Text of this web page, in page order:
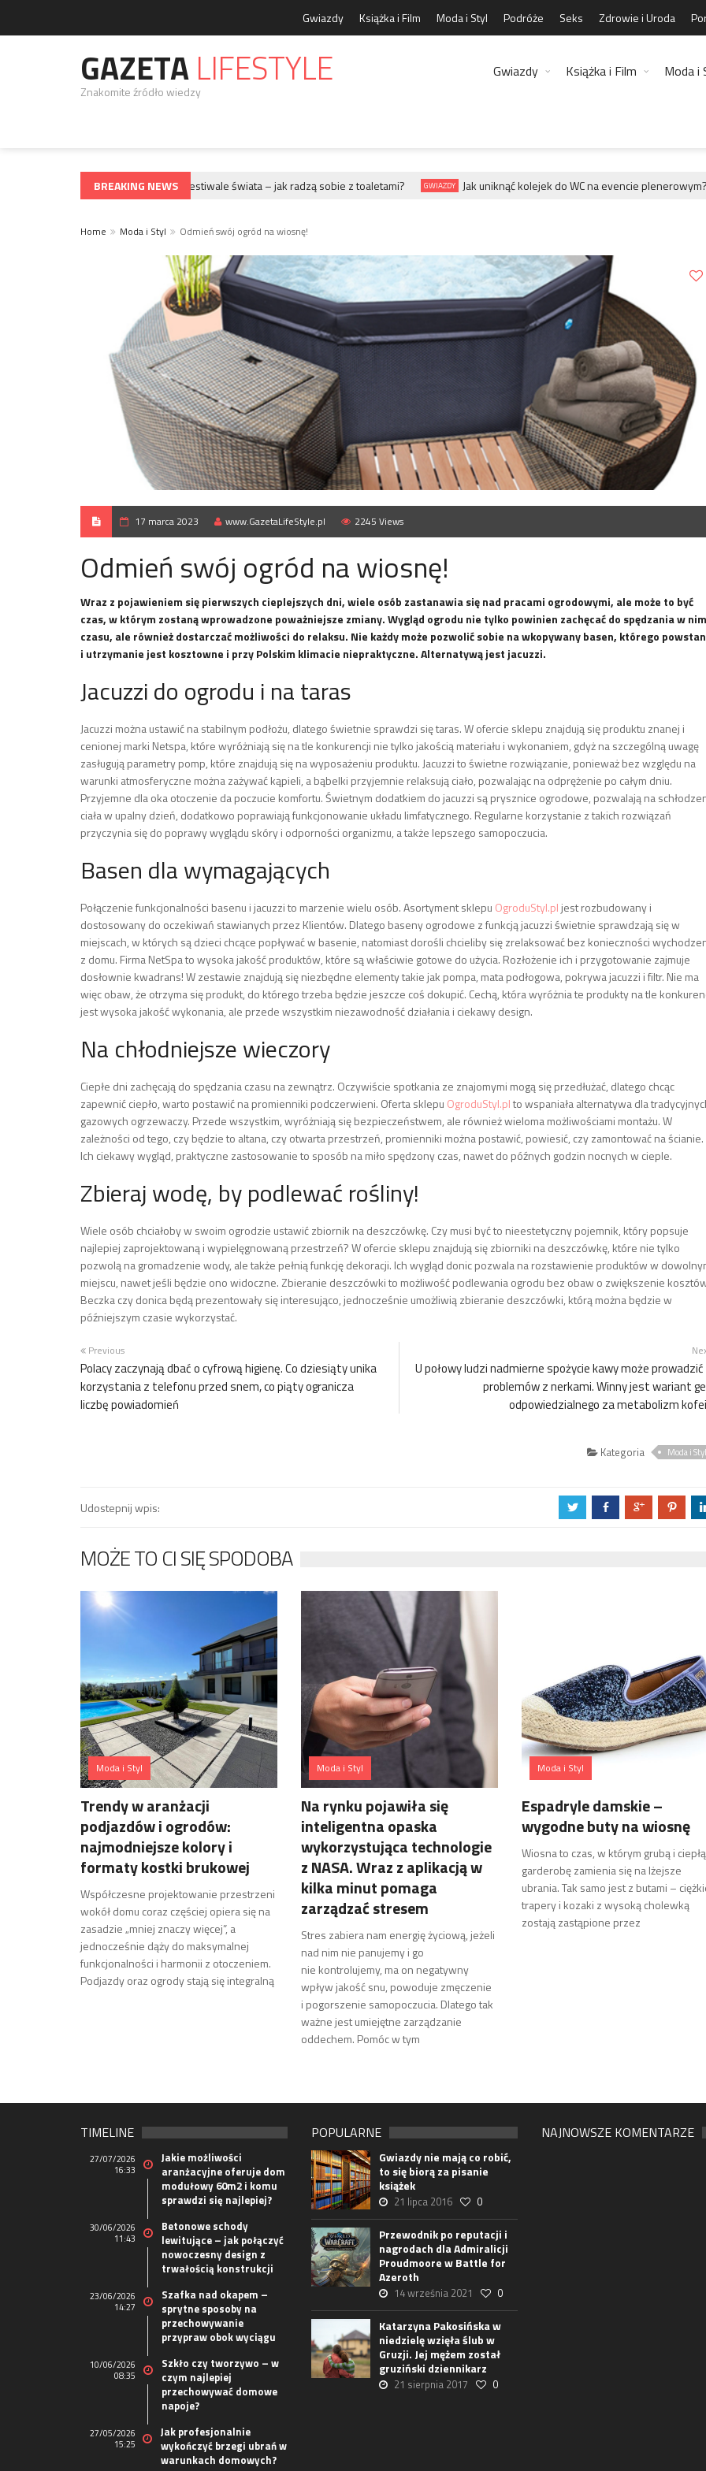
Gwiazdy Książka i Film Moda i Styl Podróże Seks Zdrowie i Uroda
GAZETALIFESTYLE
Znakomite źródło wiedzy
Gwiazdy Książka i Film Moda i
BREAKING NEWS
GWIAZDY Największe festiwale świata – jak radzą sobie z toaletami? GWIAZDY Jak uniknąć kolejek do WC na evencie plenerowym?
Home Moda i Styl Odmień swój ogród na wiosnę!
17 marca 2023 www.GazetaLifeStyle.pl 2245 Views
Odmień swój ogród na wiosnę!
Wraz z pojawieniem się pierwszych cieplejszych dni, wiele osób zastanawia się nad pracami ogrodowymi, ale może to być
czas, w którym zostaną wprowadzone poważniejsze zmiany. Wygląd ogrodu nie tylko powinien zachęcać do spędzania w nim
czasu, ale również dostarczać możliwości do relaksu. Nie każdy może pozwolić sobie na wkopywany basen, którego
i utrzymanie jest kosztowne i przy Polskim klimacie niepraktyczne. Alternatywą jest jacuzzi.
Jacuzzi do ogrodu i na taras
Jacuzzi można ustawić na stabilnym podłożu, dlatego świetnie sprawdzi się taras. W ofercie sklepu znajdują się produktu znanej i
cenionej marki Netspa, które wyróżniają się na tle konkurencji nie tylko jakością materiału i wykonaniem, gdyż na szczególną uwagę
zasługują parametry pomp, które znajdują się na wyposażeniu produktu. Jacuzzi to świetne rozwiązanie, ponieważ bez względu na
warunki atmosferyczne można zażywać kąpieli, a bąbelki przyjemnie relaksują ciało, pozwalając na odprężenie po całym dniu.
Przyjemne dla oka otoczenie da poczucie komfortu. Świetnym dodatkiem do jacuzzi są prysznice ogrodowe, pozwalają na
ciała w upalny dzień, dodatkowo poprawiają funkcjonowanie układu limfatycznego. Regularne korzystanie z takich rozwiązań
przyczynia się do poprawy wyglądu skóry i odporności organizmu, a także lepszego samopoczucia.
Basen dla wymagających
Połączenie funkcjonalności basenu i jacuzzi to marzenie wielu osób. Asortyment sklepu OgroduStyl.pljest rozbudowany i
dostosowany do oczekiwań stawianych przez Klientów. Dlatego baseny ogrodowe z funkcją jacuzzi świetnie sprawdzają się w
miejscach, w których są dzieci chcące popływać w basenie, natomiast dorośli chcieliby się zrelaksować bez konieczności
z domu. Firma NetSpa to wysoka jakość produktów, które są właściwie gotowe do użycia. Rozłożenie ich i przygotowanie zajmuje
dosłownie kwadrans! W zestawie znajdują się niezbędne elementy takie jak pompa, mata podłogowa, pokrywa jacuzzi i filtr. Nie ma
więc obaw, że otrzyma się produkt, do którego trzeba będzie jeszcze coś dokupić. Cechą, która wyróżnia te produkty na tle
jest wysoka jakość wykonania, ale przede wszystkim niezawodność działania i ciekawy design.
Na chłodniejsze wieczory
Ciepłe dni zachęcają do spędzania czasu na zewnątrz. Oczywiście spotkania ze znajomymi mogą się przedłużać, dlatego chcąc
zapewnić ciepło, warto postawić na promienniki podczerwieni. Oferta sklepu OgroduStyl.plto wspaniała alternatywa dla
gazowych ogrzewaczy. Przede wszystkim, wyróżniają się bezpieczeństwem, ale również wieloma możliwościami montażu. W
zależności od tego, czy będzie to altana, czy otwarta przestrzeń, promienniki można postawić, powiesić, czy zamontować na ścianie.
Ich ciekawy wygląd, praktyczne zastosowanie to sposób na miło spędzony czas, nawet do późnych godzin nocnych w cieple.
Zbieraj wodę, by podlewać rośliny!
Wiele osób chciałoby w swoim ogrodzie ustawić zbiornik na deszczówkę. Czy musi być to nieestetyczny pojemnik, który popsuje
najlepiej zaprojektowaną i wypielęgnowaną przestrzeń? W ofercie sklepu znajdują się zbiorniki na deszczówkę, które nie tylko
pozwolą na gromadzenie wody, ale także pełnią funkcję dekoracji. Ich wygląd donic pozwala na rozstawienie produktów w
miejscu, nawet jeśli będzie ono widoczne. Zbieranie deszczówki to możliwość podlewania ogrodu bez obaw o zwiększenie
Beczka czy donica będą prezentowały się interesująco, jednocześnie umożliwią zbieranie deszczówki, którą można będzie w
późniejszym czasie wykorzystać.
Previous
Polacy zaczynają dbać o cyfrową higienę. Co dziesiąty unika
korzystania z telefonu przed snem, co piąty ogranicza
liczbę powiadomień
U połowy ludzi nadmierne spożycie kawy może
problemów z nerkami. Winny jest wariant
odpowiedzialnego za metabolizm
Kategoria Moda i
Udostepnij wpis: a b c d
MOŻE TO CI SIĘ SPODOBA
Moda i Styl
Trendy w aranżacji
podjazdów i ogrodów:
najmodniejsze kolory i
formaty kostki brukowej
Współczesne projektowanie przestrzeni
wokół domu coraz częściej opiera się na
zasadzie „mniej znaczy więcej”, a
jednocześnie dąży do maksymalnej
funkcjonalności i harmonii z otoczeniem.
Podjazdy oraz ogrody stają się integralną
Moda i Styl
Na rynku pojawiła się
inteligentna opaska
wykorzystująca technologie
z NASA. Wraz z aplikacją w
kilka minut pomaga
zarządzać stresem
Stres zabiera nam energię życiową, jeżeli
nad nim nie panujemy i go
nie kontrolujemy, ma on negatywny
wpływ jakość snu, powoduje zmęczenie
i pogorszenie samopoczucia. Dlatego tak
ważne jest umiejętne zarządzanie
oddechem. Pomóc w tym
Moda i Styl
Espadryle damskie –
wygodne buty na wiosnę
Wiosna to czas, w którym grubą i ciepłą
garderobę zamienia się na lżejsze
ubrania. Tak samo jest z butami –
trapery i kozaki z wysoką cholewką
zostają zastąpione przez
TIMELINE
27/07/2026
16:33
Jakie możliwości
aranżacyjne oferuje dom
modułowy 60m2 i komu
sprawdzi się najlepiej?
30/06/2026
11:43
Betonowe schody
lewitujące – jak połączyć
nowoczesny design z
trwałością konstrukcji
23/06/2026
14:27
Szafka nad okapem –
sprytne sposoby na
przechowywanie
przypraw obok wyciągu
10/06/2026
08:35
Szkło czy tworzywo – w
czym najlepiej
przechowywać domowe
napoje?
27/05/2026
15:25
Jak profesjonalnie
wykończyć brzegi ubrań w
warunkach domowych?
POPULARNE
Gwiazdy nie mają co robić,
to się biorą za pisanie
książek
21 lipca 2016 0
Przewodnik po reputacji i
nagrodach dla Admiralicji
Proudmoore w Battle for
Azeroth
14 września 2021 0
Katarzyna Pakosińska w
niedzielę wzięła ślub w
Gruzji. Jej mężem został
gruziński dziennikarz
21 sierpnia 2017 0
NAJNOWSZE KOMENTARZE